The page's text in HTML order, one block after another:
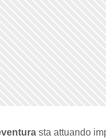
sta attuando